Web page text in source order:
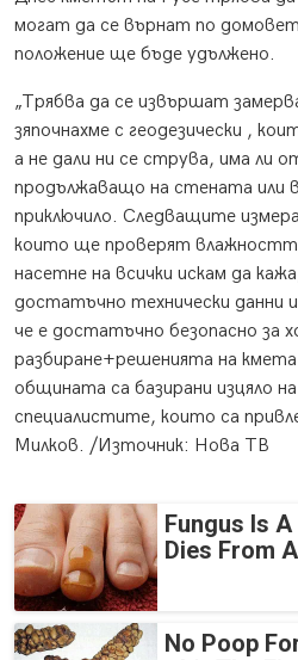
могат да се върнат по
положение ще бъде удължено.
„Трябва да се извършат
зяпочнахме с геодезически ,
а не дали ни се струва, има ли
продължаващо на стената или
приключило. Следващите
които ще проверят
насетне на всички искам да
достатъчно технически данни
че е достатъчно безопасно за
разбиране+решенията на
общината са базирани изцяло
специалистите, които са
Милков. /Източник: Нова ТВ
Fungus Is
Dies From
No Poop